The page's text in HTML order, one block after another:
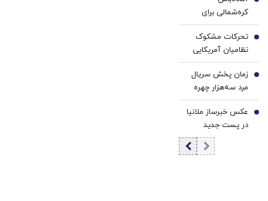
کره‌شمالی برای
اعزام هزاران نیروی
نظامی / جنگ
جهانی سوم در راه
است؟
4
تحرکات مشکوک
نظامیان آمریکایی
در پایگاه های
اطراف ایران/ نقشه
تازه آمریکا چیست؟
5
زمان پخش سریال
مرد سه‌هزار چهره
مهران مدیری
مشخص شد /
بازیگران چه کسانی
6
عکس خبرساز ملانیا
در پست جدید
ترامپ / منظور
رئیس جمهور
7